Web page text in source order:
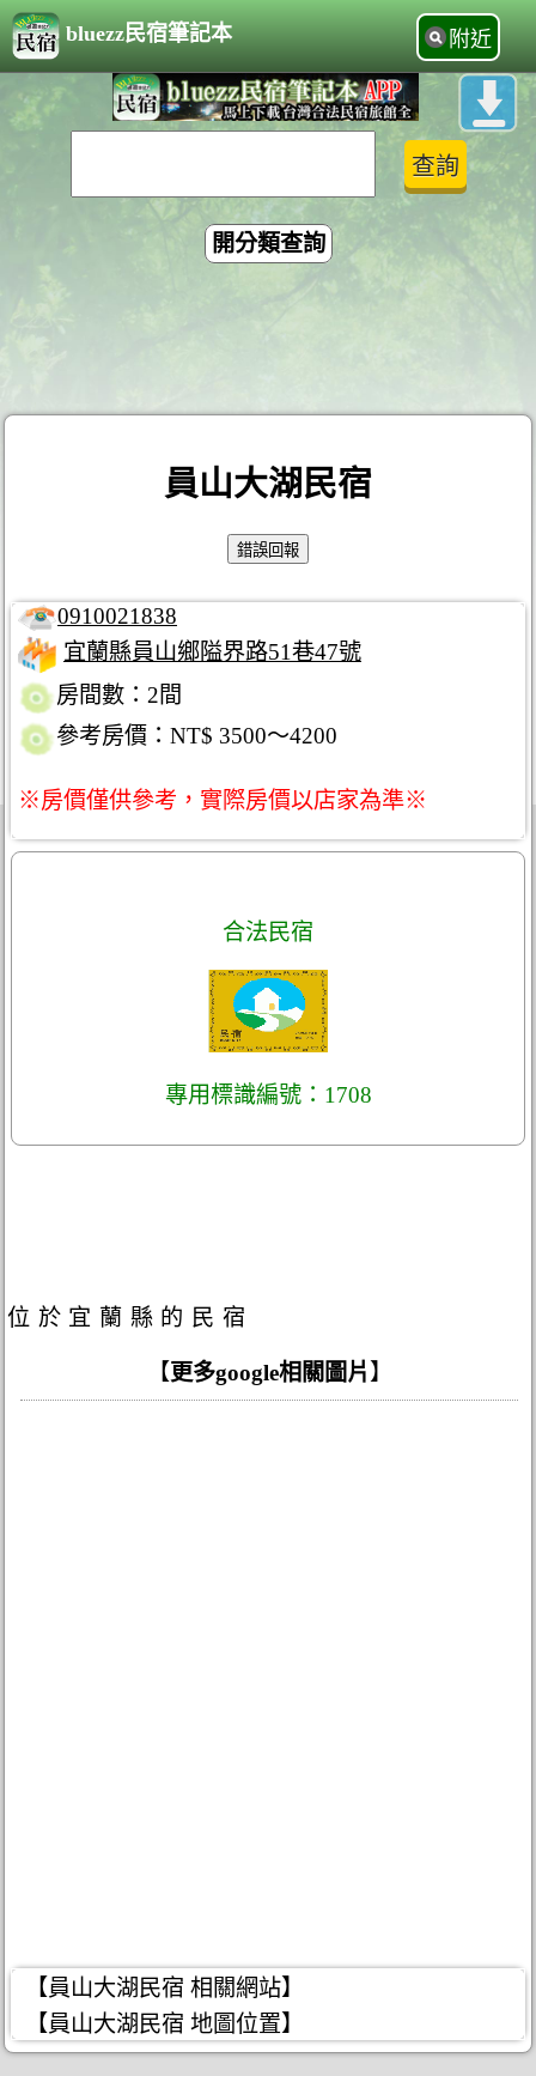
bluezz民宿筆記本 附近
開分類查詢
員山大湖民宿
0910021838
宜蘭縣員山鄉隘界路51巷47號
房間數：2間
參考房價：NT$ 3500～4200
※房價僅供參考，實際房價以店家為準※
合法民宿
專用標識編號：1708
位於宜蘭縣的民宿
【更多google相關圖片 】
【員山大湖民宿 相關網站】
【員山大湖民宿 地圖位置】